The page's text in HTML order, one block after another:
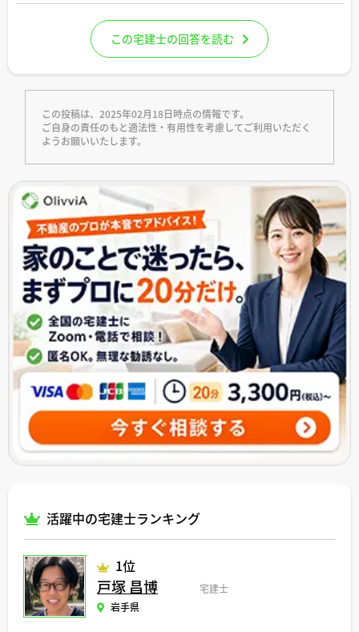
この宅建士の回答を読む
この投稿は、2025年02月18日時点の情報です。
ご自身の責任のもと適法性・有用性を考慮してご利用いただく
ようお願いいたします。
活躍中の宅建士ランキング
1位
戸塚 昌博
宅建士
岩手県